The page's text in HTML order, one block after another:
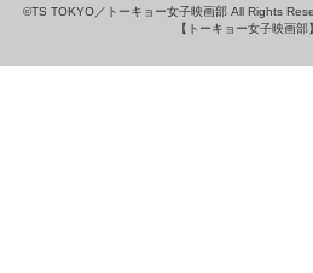
©TS TOKYO／トーキョー女子映画部 All Rights
【トーキョー女子映画